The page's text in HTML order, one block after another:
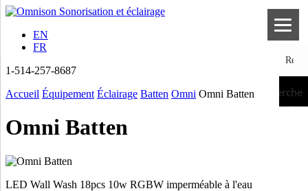
EN
FR
1-514-257-8687
Recherche
Accueil Équipement Éclairage Batten Omni Omni Batten
Omni Batten
LED Wall Wash 18pcs 10w RGBW imperméable à l'eau